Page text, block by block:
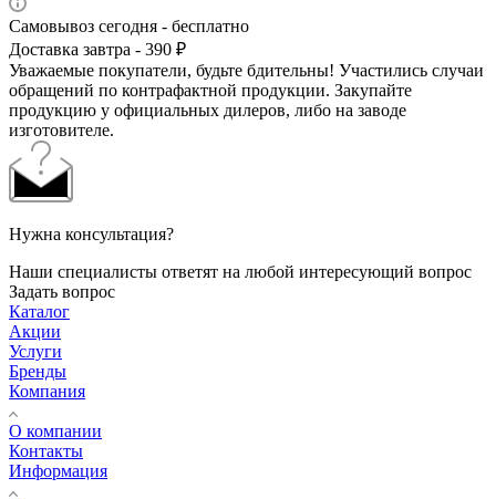
Самовывоз сегодня - бесплатно
Доставка завтра - 390 ₽
Уважаемые покупатели, будьте бдительны! Участились случаи
обращений по контрафактной продукции. Закупайте
продукцию у официальных дилеров, либо на заводе
изготовителе.
Нужна консультация?
Наши специалисты ответят на любой интересующий вопрос
Задать вопрос
Каталог
Акции
Услуги
Бренды
Компания
О компании
Контакты
Информация